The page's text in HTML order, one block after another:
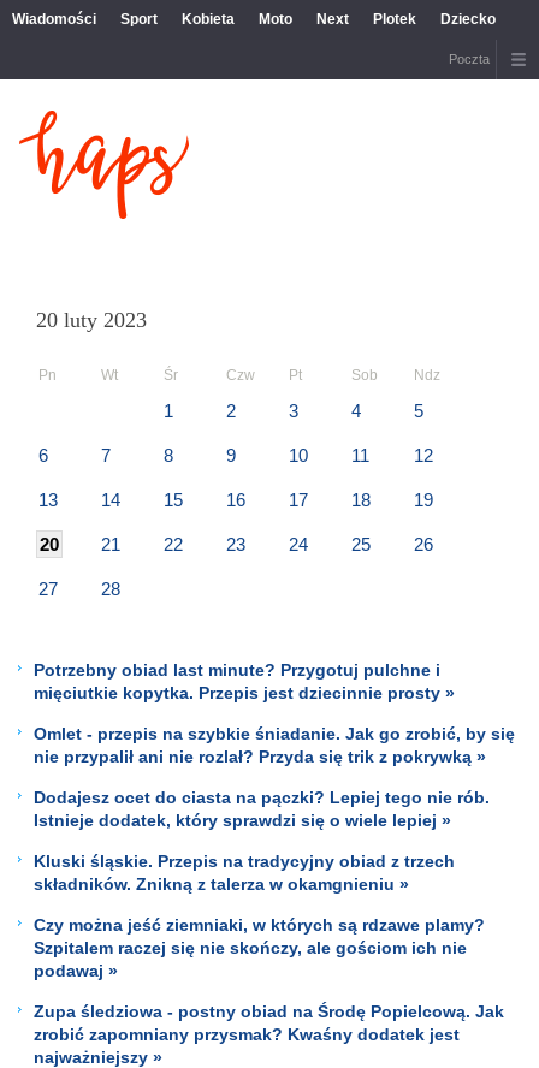
Wiadomości Sport Kobieta Moto Next Plotek Dziecko
Poczta
20 luty 2023
Pn Wt Śr Czw Pt Sob Ndz
1 2 3 4 5
6 7 8 9 10 11 12
13 14 15 16 17 18 19
20 21 22 23 24 25 26
27 28
Potrzebny obiad last minute? Przygotuj pulchne i
mięciutkie kopytka. Przepis jest dziecinnie prosty »
Omlet - przepis na szybkie śniadanie. Jak go zrobić, by się
nie przypalił ani nie rozlał? Przyda się trik z pokrywką »
Dodajesz ocet do ciasta na pączki? Lepiej tego nie rób.
Istnieje dodatek, który sprawdzi się o wiele lepiej »
Kluski śląskie. Przepis na tradycyjny obiad z trzech
składników. Znikną z talerza w okamgnieniu »
Czy można jeść ziemniaki, w których są rdzawe plamy?
Szpitalem raczej się nie skończy, ale gościom ich nie
podawaj »
Zupa śledziowa - postny obiad na Środę Popielcową. Jak
zrobić zapomniany przysmak? Kwaśny dodatek jest
najważniejszy »